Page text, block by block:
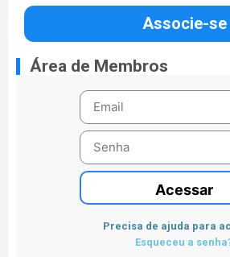
Associe-se
Área de Membros
Acessar
Precisa de ajuda para
Esqueceu a